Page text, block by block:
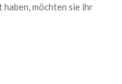
möchten sie ihr